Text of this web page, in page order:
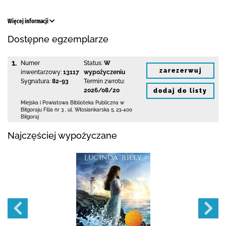
Więcej informacji
Dostępne egzemplarze
1.
Numer
inwentarzowy: 13117
Sygnatura: 82-93
Status: W
wypożyczeniu
Termin zwrotu:
2026/08/20
Miejska i Powiatowa Biblioteka Publiczna w
Biłgoraju Filia nr 3
ul. Włosiankarska 5 23-400
Biłgoraj
zarezerwuj
dodaj do listy
Najczęściej wypożyczane